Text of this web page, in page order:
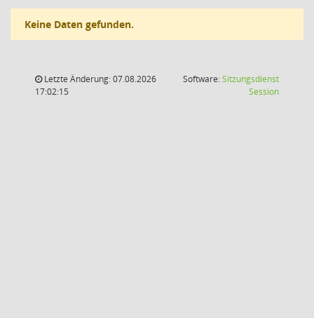
Keine Daten gefunden.
Letzte Änderung: 07.08.2026
17:02:15
Software:Sitzungsdienst
Session(Wird in